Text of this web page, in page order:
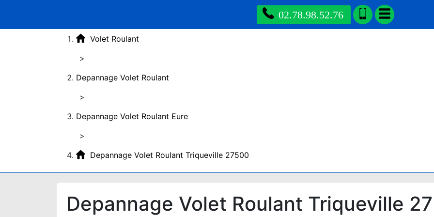
02.78.98.52.76
Volet Roulant
>
Depannage Volet Roulant
>
Depannage Volet Roulant Eure
>
Depannage Volet Roulant Triqueville 27500
Depannage Volet Roulant Triqueville